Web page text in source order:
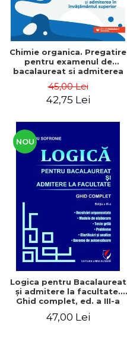
Chimie organica. Pregatire
pentru examenul de
bacalaureat si admiterea
Georgiana Madalina
Leontescu, Monica Mariana
45,00 Lei
42,75 Lei
NOU
Logica pentru Bacalaureat
şi admitere la facultate.
Ghid complet, ed. a III-a
47,00 Lei